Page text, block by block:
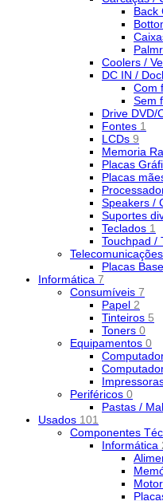
Back
Coolers /
DC IN /
Com
Sem
Drive DVD/
Fontes 1
LCDs 9
Memoria
Placas
Placas
Speakers /
Suportes
Teclados 1
Touchpad /
Telecomunicações
Placas
Informática 7
Consumíveis 7
Papel 2
Tinteiros 5
Toners 0
Equipamentos 0
Periféricos 0
Pastas /
Usados 101
Componentes
Informática